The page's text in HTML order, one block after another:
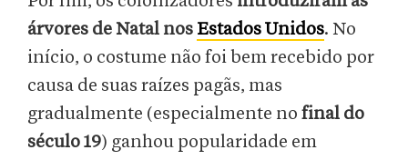
árvores de Natal nos Estados Unidos. No
início, o costume não foi bem recebido por
causa de suas raízes pagãs, mas
gradualmente (especialmente no final do
século 19) ganhou popularidade em